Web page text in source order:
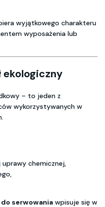
wyjątkowego charakteru
wyposażenia lub
ekologiczny
– to jeden z
wykorzystywanych w
chemicznej,
serwowania wpisuje się w